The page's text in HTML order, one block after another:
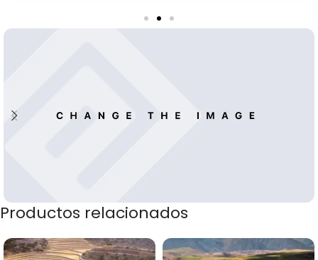
Banner title, click to edit.
Productos relacionados